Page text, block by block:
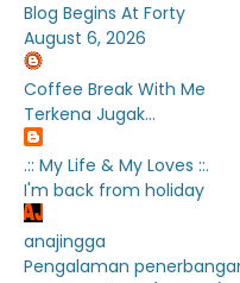
Blog Begins At Forty
August 6, 2026
Coffee Break With Me
Terkena Jugak...
.:: My Life & My Loves ::.
I'm back from holiday
anajingga
Pengalaman